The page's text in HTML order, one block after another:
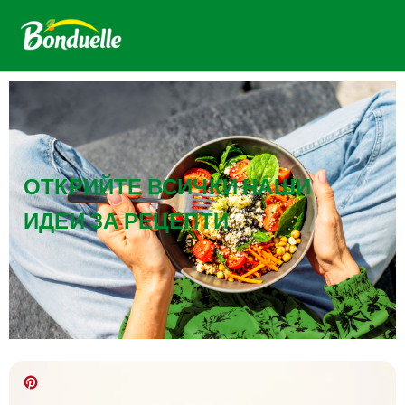
ОТКРИЙТЕ ВСИЧКИ НАШИ
ИДЕИ ЗА РЕЦЕПТИ